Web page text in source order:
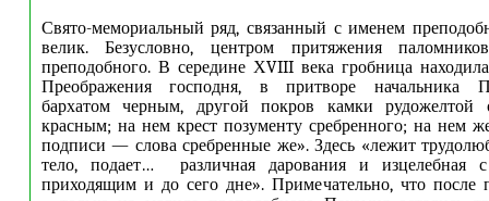
Свято-мемориальный ряд, связанный с именем
велик. Безусловно, центром притяжения
преподобного. В середине ХVIII века гробница
Преображения господня, в притворе начальника
бархатом черным, другой покров камки рудожелтой
красным; на нем крест позументу сребренного; на нем
подписи — слова сребренные же». Здесь «лежит
тело, подает… различная дарования и
приходящим и до сего дне». Примечательно, что после